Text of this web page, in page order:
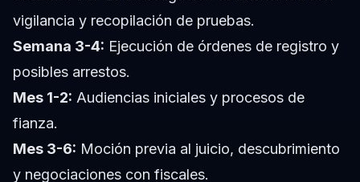
vigilancia y recopilación de pruebas.
Semana 3-4: Ejecución de órdenes de registro y
posibles arrestos.
Mes 1-2: Audiencias iniciales y procesos de
fianza.
Mes 3-6: Moción previa al juicio, descubrimiento
y negociaciones con fiscales.